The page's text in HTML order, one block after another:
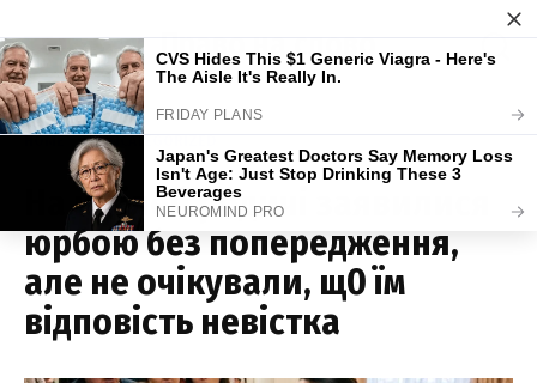
to
content
Право на слово
HOME » UNCATEGORIZED
На ювілей родичі заявилися
юрбою без попередження,
але не очікували, щ0 їм
відповість невістка